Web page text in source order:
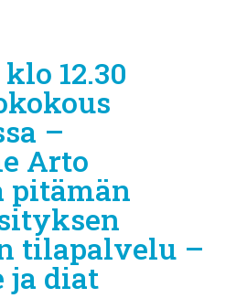
12.30
–
Arto
tilapalvelu –
ja diat